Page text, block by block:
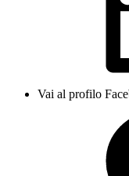
Vai al profilo